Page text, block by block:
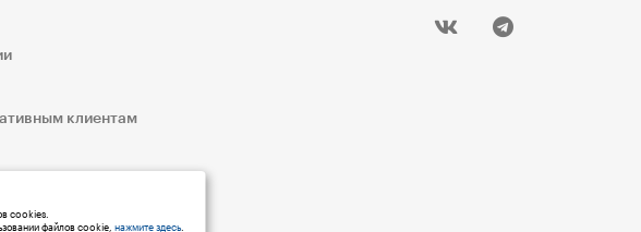
клиентам
cookies.
файлов cookie, нажмите здесь.